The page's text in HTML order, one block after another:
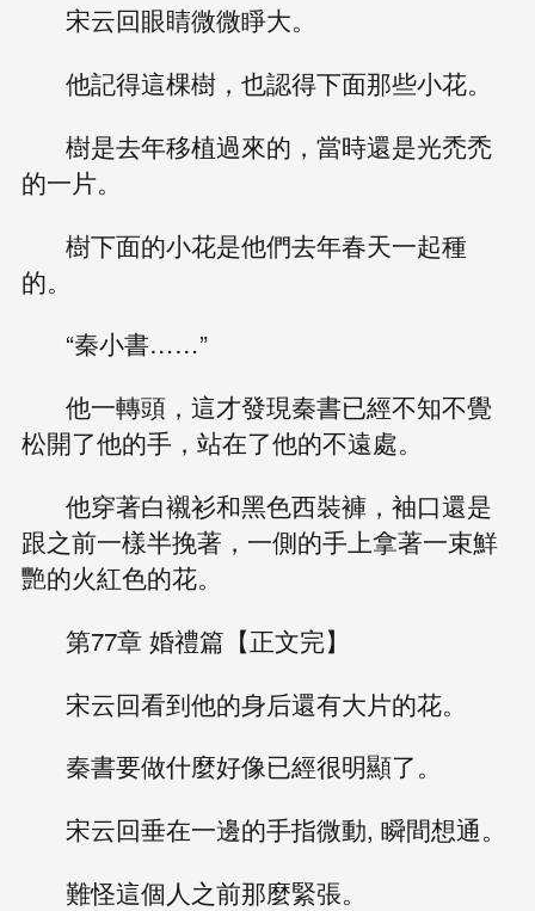
宋云回眼睛微微睜大。
他記得這棵樹，也認得下面那些小花。
樹是去年移植過來的，當時還是光禿禿
的一片。
樹下面的小花是他們去年春天一起種
的。
“秦小書……”
他一轉頭，這才發現秦書已經不知不覺
松開了他的手，站在了他的不遠處。
他穿著白襯衫和黑色西裝褲，袖口還是
跟之前一樣半挽著，一側的手上拿著一束鮮
艷的火紅色的花。
第77章 婚禮篇【正文完】
宋云回看到他的身后還有大片的花。
秦書要做什麼好像已經很明顯了。
宋云回垂在一邊的手指微動, 瞬間想通。
難怪這個人之前那麼緊張。